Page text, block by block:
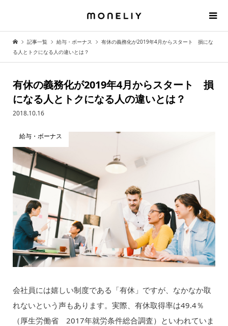
記事一覧 給与・ボーナス
有休の義務化が2019年4月からスタート 損にな
る人とトクになる人の違いとは？
有休の義務化が2019年4月からスタート 損
になる人とトクになる人の違いとは？
2018.10.16
給与・ボーナス
会社員には嬉しい制度である「有休」ですが、なかなか取
れないという声もあります。実際、有休取得率は49.4％
（厚生労働省 2017年就労条件総合調査）といわれていま